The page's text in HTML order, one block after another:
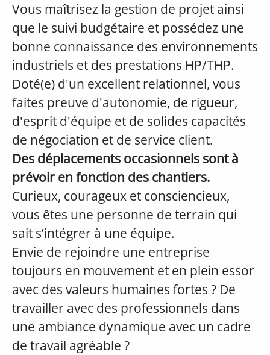
Vous maîtrisez la gestion de projet ainsi
que le suivi budgétaire et possédez une
bonne connaissance des environnements
industriels et des prestations HP/THP.
Doté(e) d'un excellent relationnel, vous
faites preuve d'autonomie, de rigueur,
d'esprit d'équipe et de solides capacités
de négociation et de service client.
Des déplacements occasionnels sont à
prévoir en fonction des chantiers.
Curieux, courageux et consciencieux,
vous êtes une personne de terrain qui
sait s’intégrer à une équipe.
Envie de rejoindre une entreprise
toujours en mouvement et en plein essor
avec des valeurs humaines fortes ? De
travailler avec des professionnels dans
une ambiance dynamique avec un cadre
de travail agréable ?